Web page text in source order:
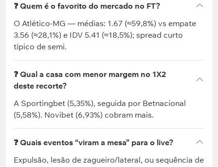
❓ Quem é o favorito do mercado no FT?
O Atlético-MG — médias: 1.67 (≈59,8%) vs empate
3.56 (≈28,1%) e IDV 5.41 (≈18,5%); spread curto
típico de semi.
❓ Qual a casa com menor margem no 1X2
deste recorte?
A Sportingbet (5,35%), seguida por Betnacional
(5,58%). Novibet (6,93%) cobram mais.
❓ Quais eventos “viram a mesa” para o live?
Expulsão, lesão de zagueiro/lateral, ou sequência de